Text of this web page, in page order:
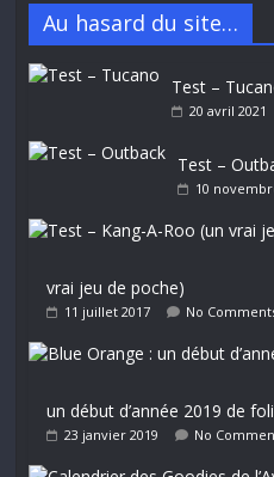
Au hasard du site…
Test –
20 avril 2021
Test –
10
vrai jeu de poche)
11 juillet 2017 No
un début d’année 2019 de
23 janvier 2019 No